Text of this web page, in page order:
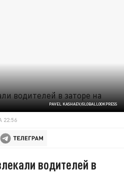
PAVEL KASHAEV/GLOBALLOOKPRESS
22:56
водителей в